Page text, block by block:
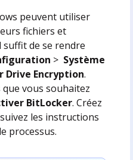
peuvent utiliser
fichiers et
suffit de se rendre
> Système
Drive Encryption.
que vous souhaitez
BitLocker. Créez
les instructions
processus.